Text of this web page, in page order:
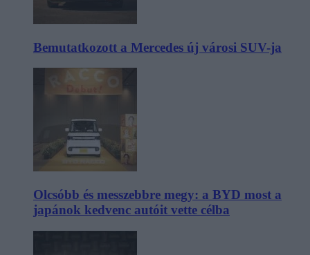
Bemutatkozott a Mercedes új városi SUV-ja
Olcsóbb és messzebbre megy: a BYD most a
japánok kedvenc autóit vette célba